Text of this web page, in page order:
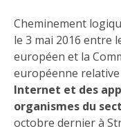
Cheminement
le 3 mai 2016 entre
européen et la
européenne relative
Internet et des
organismes du
octobre dernier à